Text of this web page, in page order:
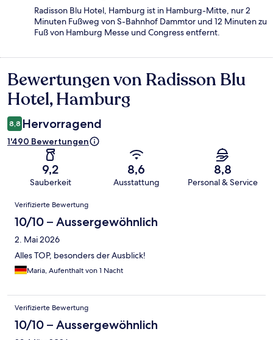
Radisson Blu Hotel, Hamburg ist in Hamburg-Mitte, nur 2
Minuten Fußweg von S-Bahnhof Dammtor und 12 Minuten zu
Fuß von Hamburg Messe und Congress entfernt.
Bewertungen
Bewertungen von Radisson Blu
Hotel, Hamburg
8,8 Hervorragend
1'490 Bewertungen
9,2
Sauberkeit
8,6
Ausstattung
8,8
Personal & Service
Bewertungen
Verifizierte Bewertung
10/10 – Aussergewöhnlich
2. Mai 2026
Alles TOP, besonders der Ausblick!
Maria, Aufenthalt von 1 Nacht
Verifizierte Bewertung
10/10 – Aussergewöhnlich